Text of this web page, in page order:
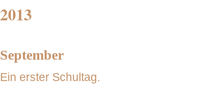
2013
September
Ein erster Schultag.